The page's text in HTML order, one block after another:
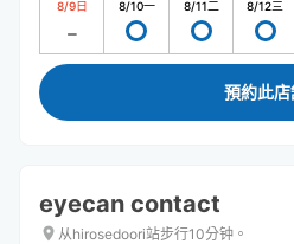
8/9日 8/10一 8/11二 8/12三
預約此店
eyecan contact
从hirosedoori站步行10分钟。